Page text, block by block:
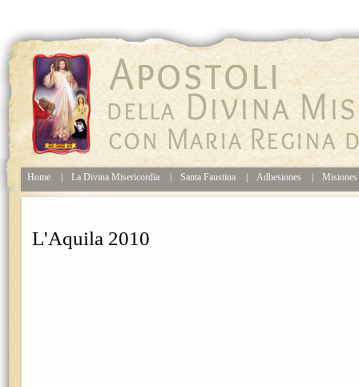
Home La Divina Misericordia Santa Faustina Adhesiones Misiones
L'Aquila 2010